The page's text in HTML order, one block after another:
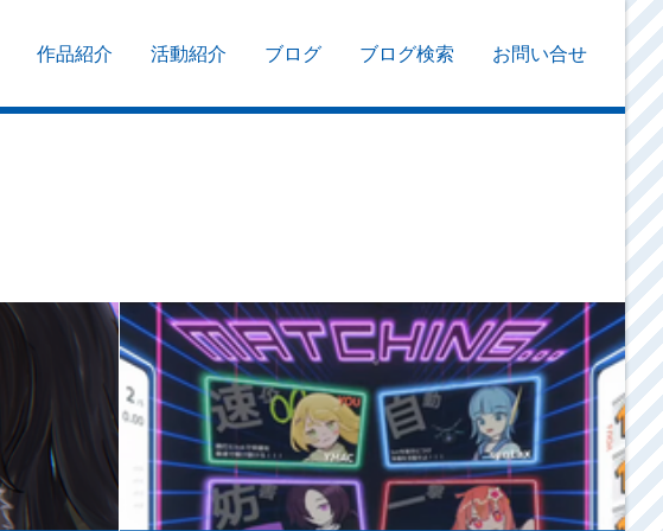
作品紹介 活動紹介 ブログ ブログ検索 お問い合せ